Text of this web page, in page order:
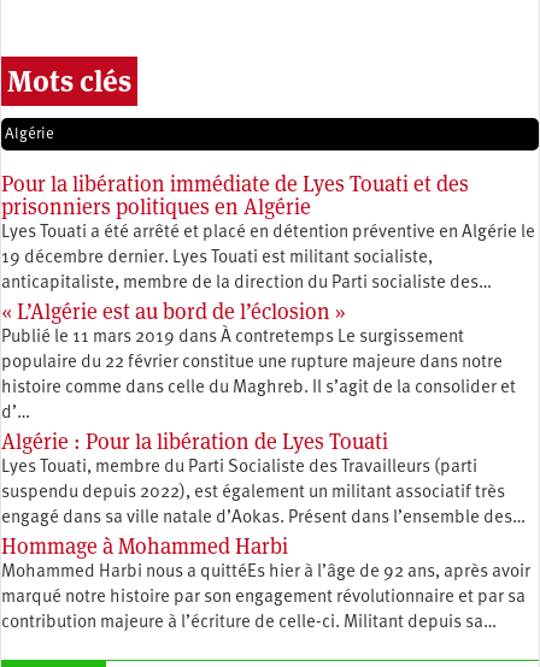
Mots clés
Algérie
Pour la libération immédiate de Lyes Touati et des
prisonniers politiques en Algérie
Lyes Touati a été arrêté et placé en détention préventive en Algérie le
19 décembre dernier. Lyes Touati est militant socialiste,
anticapitaliste, membre de la direction du Parti socialiste des…
« L’Algérie est au bord de l’éclosion »
Publié le 11 mars 2019 dans À contretemps Le surgissement
populaire du 22 février constitue une rupture majeure dans notre
histoire comme dans celle du Maghreb. Il s’agit de la consolider et
d’…
Algérie : Pour la libération de Lyes Touati
Lyes Touati, membre du Parti Socialiste des Travailleurs (parti
suspendu depuis 2022), est également un militant associatif très
engagé dans sa ville natale d’Aokas. Présent dans l’ensemble des…
Hommage à Mohammed Harbi
Mohammed Harbi nous a quittéEs hier à l’âge de 92 ans, après avoir
marqué notre histoire par son engagement révolutionnaire et par sa
contribution majeure à l’écriture de celle-ci. Militant depuis sa…